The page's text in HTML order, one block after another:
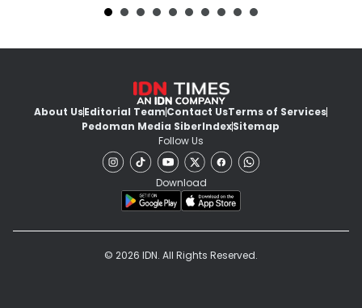
About UsEditorial TeamContact UsTerms of Services
Pedoman Media SiberIndexSitemap
Follow Us
Download
© 2026 IDN. All Rights Reserved.